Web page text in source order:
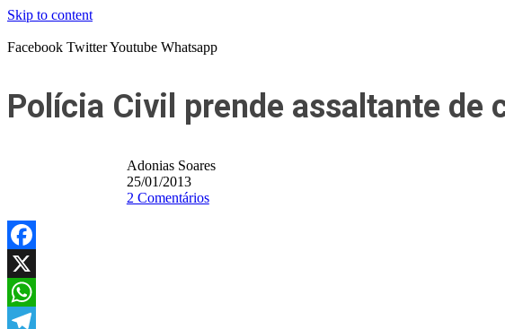
Skip to content
Facebook TwitterYoutube Whatsapp
Polícia Civil prende assaltante de
Adonias Soares
25/01/2013
2 Comentários
Facebook
X
WhatsApp